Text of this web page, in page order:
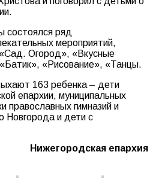
состоялся ряд
мероприятий,
Огород», «Вкусные
«Рисование», «Танцы.
163 ребенка – дети
епархии, муниципальных
православных гимназий и
Новгорода и дети с
Нижегородская епархия